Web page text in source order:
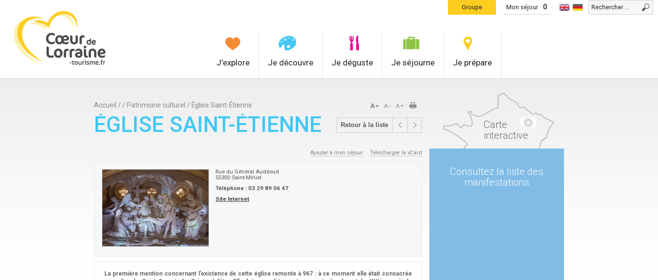
Mon séjour 0
Groupe
J'explore Je découvre Je déguste Je séjourne Je prépare
Accueil / / Patrimoine culturel / Église Saint-Étienne
Retour à la liste
ÉGLISE SAINT-ÉTIENNE
Ajouter à mon séjour Télécharger la vCard
Rue du Général Audéoud
55300 Saint-Mihiel
Téléphone : 03 29 89 06 47
Site Internet
La première mention concernant l’existence de cette église remonte à 967 : à ce moment elle était consacrée
Carte
interactive
Consultez la liste des
manifestations